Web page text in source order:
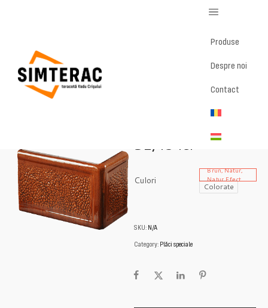
Produse
Despre noi
Contact
Home / Magazin / Colț soclu
51,43 lei
Culori
Brun, Natur,
Natur Efect
Colorate
SKU: N/A
Category: Plăci speciale